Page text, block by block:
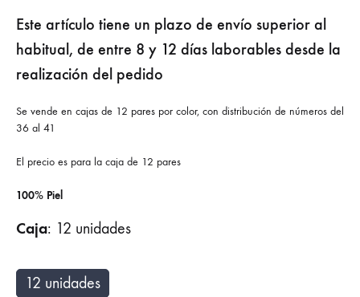
Este artículo tiene un plazo de envío superior al
habitual, de entre 8 y 12 días laborables desde la
realización del pedido
Se vende en cajas de 12 pares por color, con distribución de números del
36 al 41
El precio es para la caja de 12 pares
100% Piel
Caja: 12 unidades
12 unidades